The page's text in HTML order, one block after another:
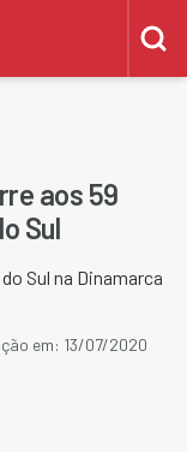
aos 59
Sul
Sul na Dinamarca
em: 13/07/2020